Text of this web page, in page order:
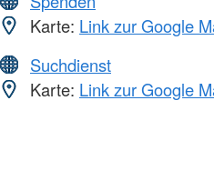
Karte: Link zur Google
Suchdienst
Karte: Link zur Google